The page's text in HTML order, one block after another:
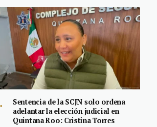
Sentencia de la SCJN solo ordena
adelantar la elección judicial en
Quintana Roo: Cristina Torres